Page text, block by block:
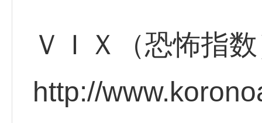
ＶＩＸ（恐怖指
http://